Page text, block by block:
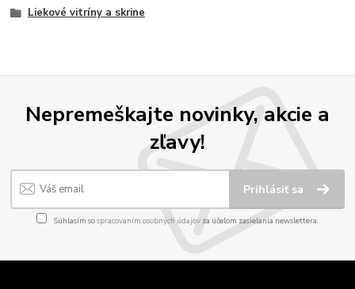
Liekové vitríny a skrine
Nepremeškajte novinky, akcie a
zľavy!
Prihlásiť sa
Súhlasím sospracovaním osobných údajov za účelom zasielania newslettera.